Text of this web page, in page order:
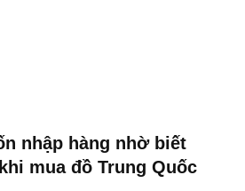
nhập hàng nhờ biết
mua đồ Trung Quốc